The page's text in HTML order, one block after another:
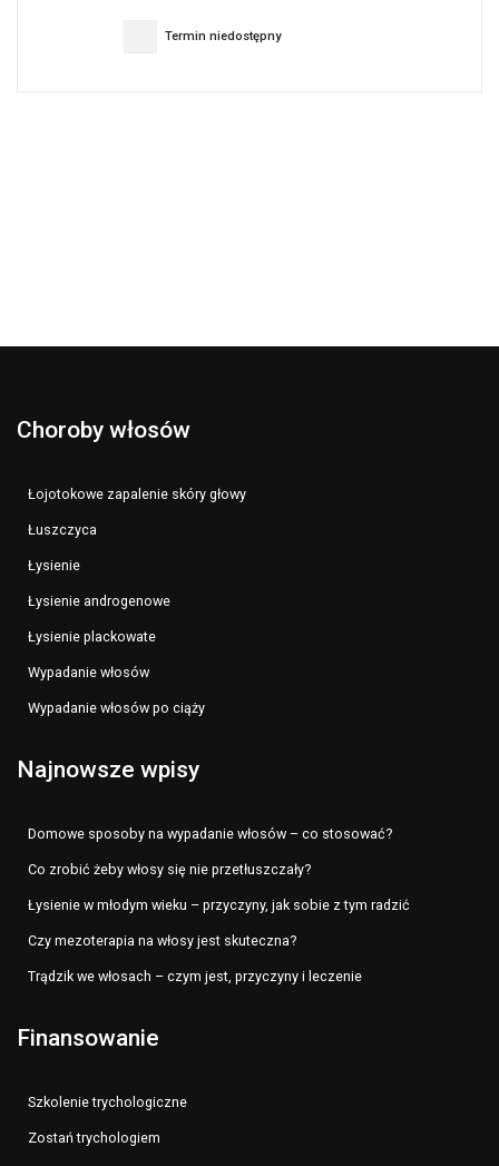
Termin niedostępny
Choroby włosów
Łojotokowe zapalenie skóry głowy
Łuszczyca
Łysienie
Łysienie androgenowe
Łysienie plackowate
Wypadanie włosów
Wypadanie włosów po ciąży
Najnowsze wpisy
Domowe sposoby na wypadanie włosów – co stosować?
Co zrobić żeby włosy się nie przetłuszczały?
Łysienie w młodym wieku – przyczyny, jak sobie z tym radzić
Czy mezoterapia na włosy jest skuteczna?
Trądzik we włosach – czym jest, przyczyny i leczenie
Finansowanie
Szkolenie trychologiczne
Zostań trychologiem